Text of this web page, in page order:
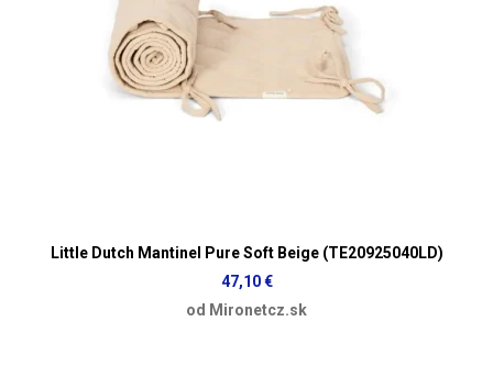
Little Dutch Mantinel Pure Soft Beige (TE20925040LD)
47,10 €
od Mironetcz.sk